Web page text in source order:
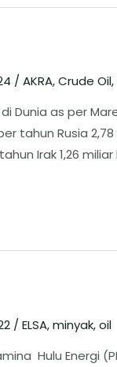
/ AKRA,Crude Oil,
Dunia as per
tahun Rusia
Irak 1,26
/ELSA,minyak,oil
Hulu Energi